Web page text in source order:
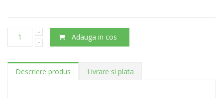
Adauga in cos
Descriere produs Livrare si plata